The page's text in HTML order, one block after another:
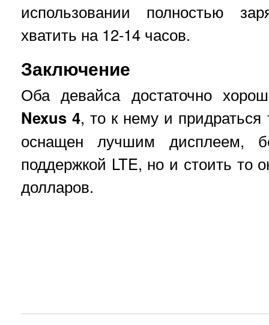
использовании полностью
хватить на 12-14 часов.
Заключение
Оба девайса достаточно
Nexus 4, то к нему и
оснащен лучшим дисплеем,
поддержкой LTE, но и стоить то
долларов.